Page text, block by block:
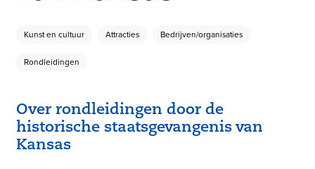
Kunst en cultuur Attracties Bedrijven/organisaties
Rondleidingen
Over rondleidingen door de
historische staatsgevangenis van
Kansas